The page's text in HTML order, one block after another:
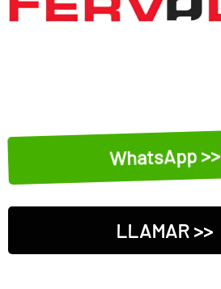
WhatsApp >>
LLAMAR >>